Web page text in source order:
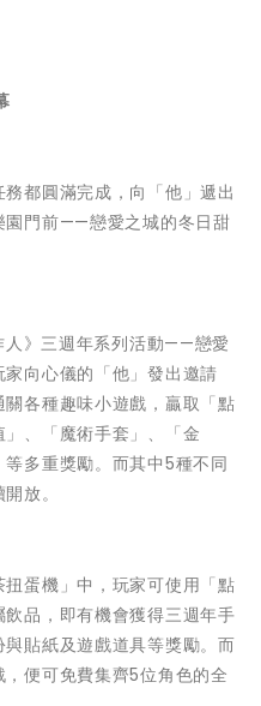
都圓滿完成，向「他」遞出
園門前——戀愛之城的冬日甜
人》三週年系列活動——戀愛
向心儀的「他」發出邀請
各種趣味小遊戲，贏取「點
、「魔術手套」、「金
多重獎勵。而其中5種不同
放。
蛋機」中，玩家可使用「點
品，即有機會獲得三週年手
貼紙及遊戲道具等獎勵。而
便可免費集齊5位角色的全